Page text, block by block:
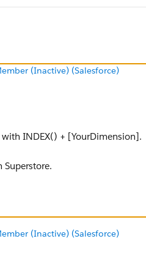
(Inactive) (Salesforce)
INDEX() + [YourDimension].
(Inactive) (Salesforce)